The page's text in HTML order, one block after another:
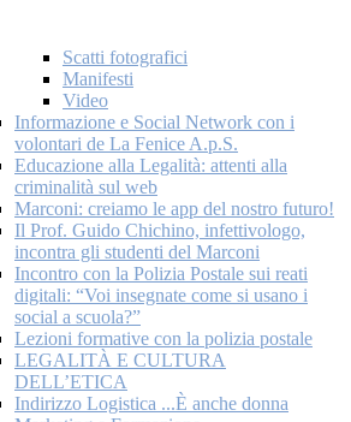
Scatti fotografici
Manifesti
Video
Informazione e Social Network con i
volontari de La Fenice A.p.S.
Educazione alla Legalità: attenti alla
criminalità sul web
Marconi: creiamo le app del nostro futuro!
Il Prof. Guido Chichino, infettivologo,
incontra gli studenti del Marconi
Incontro con la Polizia Postale sui reati
digitali: “Voi insegnate come si usano i
social a scuola?”
Lezioni formative con la polizia postale
LEGALITÀ E CULTURA
DELL’ETICA
Indirizzo Logistica ...È anche donna